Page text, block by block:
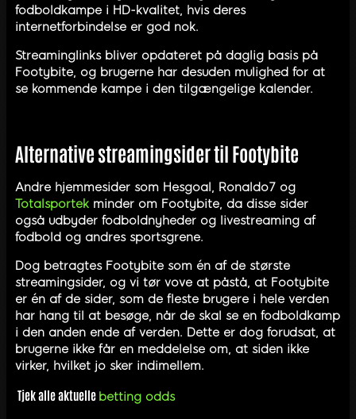
fodboldkampe i HD-kvalitet, hvis deres
internetforbindelse er god nok.
Streaminglinks bliver opdateret på daglig basis på
Footybite, og brugerne har desuden mulighed for at
se kommende kampe i den tilgængelige kalender.
Alternative streamingsider til Footybite
Andre hjemmesider som Hesgoal, Ronaldo7 og
Totalsportek minder om Footybite, da disse sider
også udbyder fodboldnyheder og livestreaming af
fodbold og andres sportsgrene.
Dog betragtes Footybite som én af de største
streamingsider, og vi tør vove at påstå, at Footybite
er én af de sider, som de fleste brugere i hele verden
har hang til at besøge, når de skal se en fodboldkamp
i den anden ende af verden. Dette er dog forudsat, at
brugerne ikke får en meddelelse om, at siden ikke
virker, hvilket jo sker indimellem.
Tjek alle aktuelle betting odds